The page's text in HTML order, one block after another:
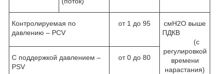
Контролируемая по
давлению – PCV
от 1 до 95 смН2О выше
ПДКВ
(с
регулировкой
времени
нарастания)
С поддержкой давлением –
PSV
от 0 до 80